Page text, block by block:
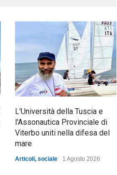
L'Università della Tuscia e
l'Assonautica Provinciale di
Viterbo uniti nella difesa del
mare
Articoli, sociale 1 Agosto 2026